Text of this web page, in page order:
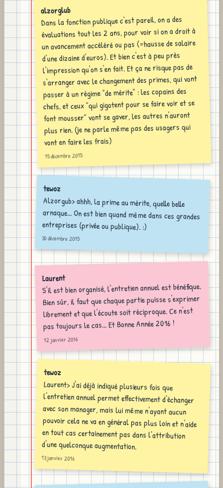
alzorglub
Dans la fonction publique c'est pareil, on a des
évaluations tout les 2 ans, pour voir si on a droit à
un avancement accéléré ou pas (=hausse de salaire
d'une dizaine d'euros). Et bien c'est à peu près
l'impression qu'on s'en fait. Et ça ne risque pas de
s'arranger avec le changement des primes, qui vont
passer à un régime "de mérite" : les copains des
chefs, et ceux "qui gigotent pour se faire voir et se
font mousser" vont se gaver, les autres n'auront
plus rien. (je ne parle même pas des usagers qui
vont en faire les frais)
15 décembre 2015
tewoz
Alzorgub> ahhh, la prime au mérite, quelle belle
arnaque... On est bien quand même dans ces grandes
entreprises (privée ou publique). :)
30 décembre 2015
Laurent
S'il est bien organisé, l'entretien annuel est bénéfique.
Bien sûr, il faut que chaque partie puisse s'exprimer
librement et que l'écoute soit réciproque. Ce n'est
pas toujours le cas... Et Bonne Année 2016 !
12 janvier 2016
tewoz
Laurent> J'ai déjà indiqué plusieurs fois que
l'entretien annuel permet effectivement d'échanger
avec son manager, mais lui même n'ayant aucun
pouvoir cela ne va en général pas plus loin et n'aide
en tout cas certainement pas dans l'attribution
d'une quelconque augmentation.
13 janvier 2016